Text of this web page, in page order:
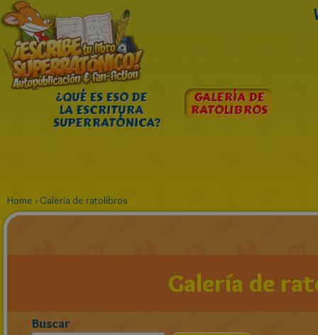
¿QUÉ ES ESO DE
LA ESCRITURA
SUPERRATÓNICA?
GALERÍA DE
RATOLIBROS
Home › Galería de ratolibros
Galería de
Buscar